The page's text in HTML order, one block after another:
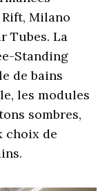
Milano
Tubes. La
Standing
de bains
les modules
sombres,
choix de